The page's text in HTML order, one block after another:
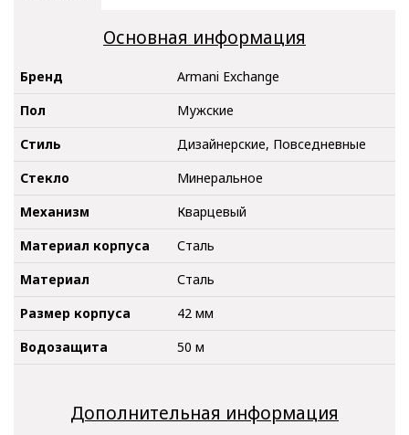
Основная информация
Бренд
Armani Exchange
Пол
Мужские
Стиль
Дизайнерские, Повседневные
Стекло
Минеральное
Механизм
Кварцевый
Материал корпуса
Сталь
Материал
Сталь
Размер корпуса
42 мм
Водозащита
50 м
Дополнительная информация